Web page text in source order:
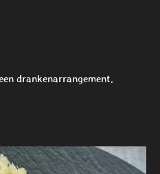
drankenarrangement.